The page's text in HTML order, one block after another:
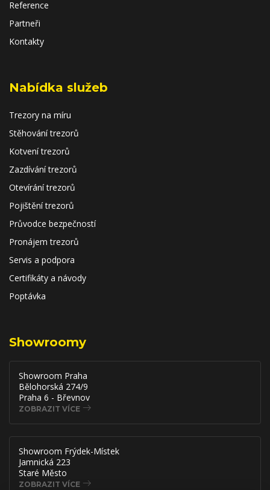
Reference
Partneři
Kontakty
Nabídka služeb
Trezory na míru
Stěhování trezorů
Kotvení trezorů
Zazdívání trezorů
Otevírání trezorů
Pojištění trezorů
Průvodce bezpečností
Pronájem trezorů
Servis a podpora
Certifikáty a návody
Poptávka
Showroomy
Showroom Praha
Bělohorská 274/9
Praha 6 - Břevnov
ZOBRAZIT VÍCE
Showroom Frýdek-Místek
Jamnická 223
Staré Město
ZOBRAZIT VÍCE